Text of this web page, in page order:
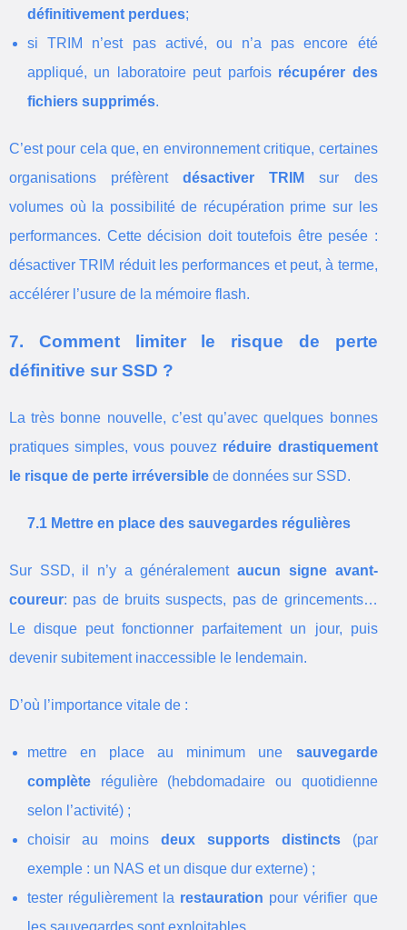
définitivement perdues;
si TRIM n’est pas activé, ou n’a pas encore été
appliqué, un laboratoire peut parfois récupérer des
fichiers supprimés.
C’est pour cela que, en environnement critique, certaines
organisations préfèrentdésactiver TRIM
sur des
volumes où la possibilité de récupération prime sur les
performances. Cette décision doit toutefois être pesée :
désactiver TRIM réduit les performances et peut, à terme,
accélérer l’usure de la mémoire flash.
7. Comment limiter le risque de perte
définitive sur SSD ?
La très bonne nouvelle, c’est qu’avec quelques bonnes
pratiques simples, vous pouvez réduire drastiquement
le risque de perte irréversible de données sur SSD.
7.1 Mettre en place des sauvegardes régulières
Sur SSD, il n’y a généralementaucun signe avant-
coureur: pas de bruits suspects, pas de grincements…
Le disque peut fonctionner parfaitement un jour, puis
devenir subitement inaccessible le lendemain.
D’où l’importance vitale de :
mettre en place au minimum une sauvegarde
complète régulière (hebdomadaire ou quotidienne
selon l’activité) ;
choisir au moins deux supports distincts(par
exemple : un NAS et un disque dur externe) ;
tester régulièrement la restauration pour vérifier que